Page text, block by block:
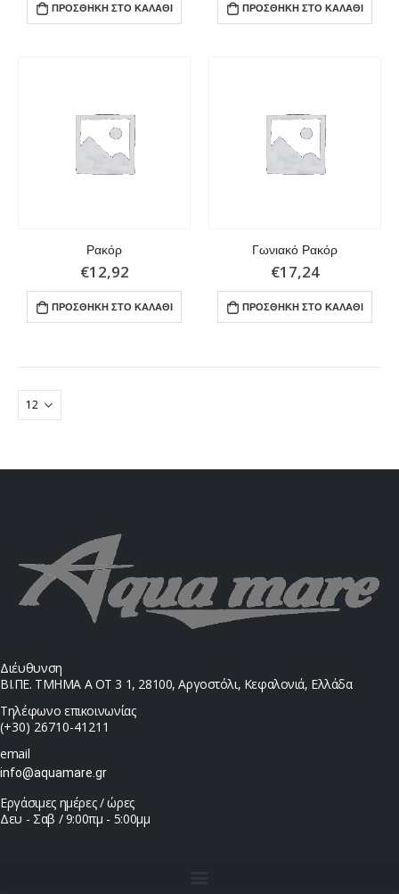
ΠΡΟΣΘΉΚΗ ΣΤΟ ΚΑΛΆΘΙ ΠΡΟΣΘΉΚΗ ΣΤΟ ΚΑΛΆΘΙ
Ρακόρ
€12,92
ΠΡΟΣΘΉΚΗ ΣΤΟ ΚΑΛΆΘΙ
Γωνιακό Ρακόρ
€17,24
ΠΡΟΣΘΉΚΗ ΣΤΟ ΚΑΛΆΘΙ
Διέυθυνση
ΒΙ.ΠΕ. ΤΜΗΜΑ Α ΟΤ 3 1, 28100, Αργοστόλι, Κεφαλονιά, Ελλάδα
Τηλέφωνο επικοινωνίας
(+30) 26710-41211
email
info@aquamare.gr
Εργάσιμες ημέρες / ώρες
Δευ - Σαβ / 9:00πμ - 5:00μμ